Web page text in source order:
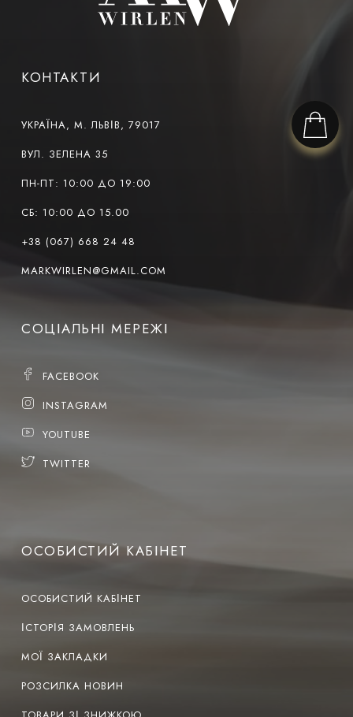
КОНТАКТИ
УКРАЇНА, М. ЛЬВІВ, 79017
ВУЛ. ЗЕЛЕНА 35
ПН-ПТ: 10:00 ДО 19:00
СБ: 10:00 ДО 15.00
+38 (067) 668 24 48
MARKWIRLEN@GMAIL.COM
СОЦІАЛЬНІ МЕРЕЖІ
FACEBOOK
INSTAGRAM
YOUTUBE
TWITTER
ОСОБИСТИЙ КАБІНЕТ
ОСОБИСТИЙ КАБІНЕТ
ІСТОРІЯ ЗАМОВЛЕНЬ
МОЇ ЗАКЛАДКИ
РОЗСИЛКА НОВИН